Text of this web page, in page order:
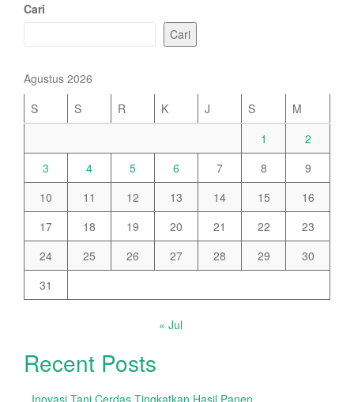
Cari
Cari
Agustus 2026
S
S R K J S
M
1
2
3
4 5 6 7 8
9
10
11 12 13 14 15
16
17
18 19 20 21 22
23
24
25 26 27 28 29
30
31
« Jul
Recent Posts
Inovasi Tani Cerdas Tingkatkan Hasil Panen